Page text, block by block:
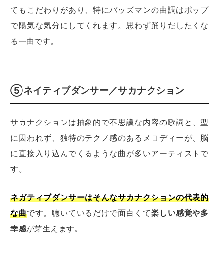
てもこだわりがあり、特にバッズマンの曲調はポップ
で陽気な気分にしてくれます。思わず踊りだしたくな
る一曲です。
⑤ネイティブダンサー／サカナクション
サカナクションは抽象的で不思議な内容の歌詞と、型
に囚われず、独特のテクノ感のあるメロディーが、脳
に直接入り込んでくるような曲が多いアーティストで
す。
ネガティブダンサーはそんなサカナクションの代表的
な曲です。聴いているだけで面白くて楽しい感覚や多
幸感が芽生えます。